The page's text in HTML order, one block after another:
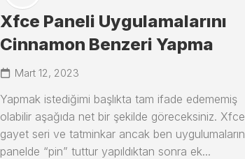
Xfce Paneli Uygulamalarını
Cinnamon Benzeri Yapma
Mart 12, 2023
Yapmak istediğimi başlıkta tam ifade edememiş
olabilir aşağıda net bir şekilde göreceksiniz. Xfce
gayet seri ve tatminkar ancak ben uygulumaların
panelde “pin” tuttur yapıldıktan sonra ek...